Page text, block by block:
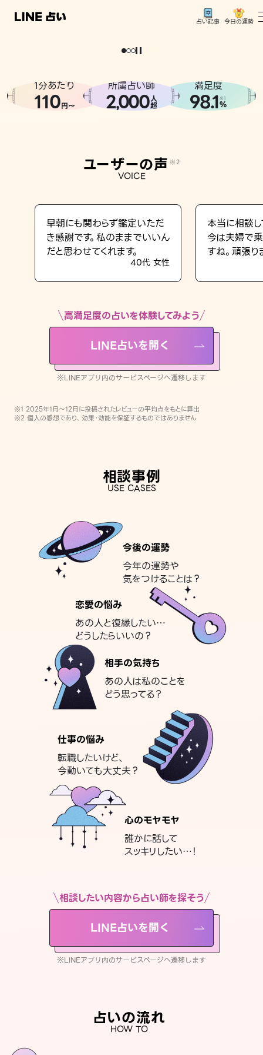
占い記事 今日の運勢
相談事例
LINE占いを開く
※LINEアプリ内のサービスページへ遷移します
どうせなら
。
1分あたり
110円〜
所属占い師
2,000人
超
満足度
98.1※1
%
ユーザーの声 ※2
VOICE
早朝にも関わらず鑑定いただ
き感謝です。私のままでいいん
だと思わせてくれます。
40代 女性
本当に相談し
今は夫婦で
すね。頑張り
高満足度の占いを体験してみよう
LINE占いを開く
※LINEアプリ内のサービスページへ遷移します
※1 2025年1月〜12月に投稿されたレビューの平均点をもとに算出
※2 個人の感想であり、効果・効能を保証するものではありません
相談事例
USE CASES
今後の運勢
今年の運勢や
気をつけることは？
恋愛の悩み
あの人と復縁したい…
どうしたらいいの？
相手の気持ち
あの人は私のことを
どう思ってる？
仕事の悩み
転職したいけど、
今動いても大丈夫？
心のモヤモヤ
誰かに話して
スッキリしたい…！
相談したい内容から占い師を探そう
LINE占いを開く
※LINEアプリ内のサービスページへ遷移します
占いの流れ
HOW TO